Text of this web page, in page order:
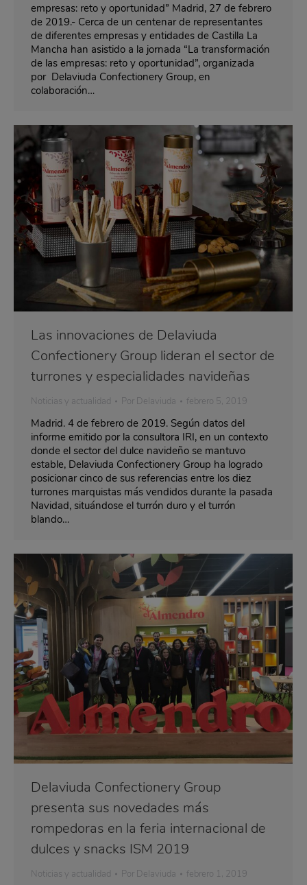
empresas: reto y oportunidad” Madrid, 27 de febrero
de 2019.- Cerca de un centenar de representantes
de diferentes empresas y entidades de Castilla La
Mancha han asistido a la jornada “La transformación
de las empresas: reto y oportunidad”, organizada
por Delaviuda Confectionery Group, en
colaboración…
Las innovaciones de Delaviuda
Confectionery Group lideran el sector de
turrones y especialidades navideñas
Noticias y actualidad Por Delaviuda febrero 5, 2019
Madrid. 4 de febrero de 2019. Según datos del
informe emitido por la consultora IRI, en un contexto
donde el sector del dulce navideño se mantuvo
estable, Delaviuda Confectionery Group ha logrado
posicionar cinco de sus referencias entre los diez
turrones marquistas más vendidos durante la pasada
Navidad, situándose el turrón duro y el turrón
blando…
Delaviuda Confectionery Group
presenta sus novedades más
rompedoras en la feria internacional de
dulces y snacks ISM 2019
Noticias y actualidad Por Delaviuda febrero 1, 2019